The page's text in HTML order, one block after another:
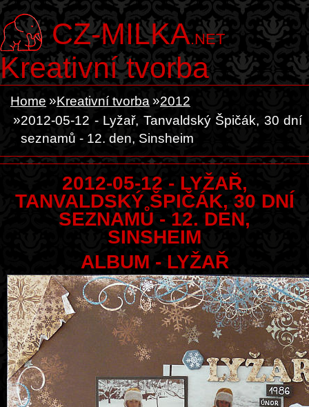
CZ-MILKA.NET
Kreativní tvorba
Home Kreativní tvorba
2012
2012-05-12 - Lyžař, Tanvaldský Špičák, 30 dní
seznamů - 12. den, Sinsheim
2012-05-12 - LYŽAŘ,
TANVALDSKÝ ŠPIČÁK, 30 DNÍ
SEZNAMŮ - 12. DEN,
SINSHEIM
ALBUM - LYŽAŘ